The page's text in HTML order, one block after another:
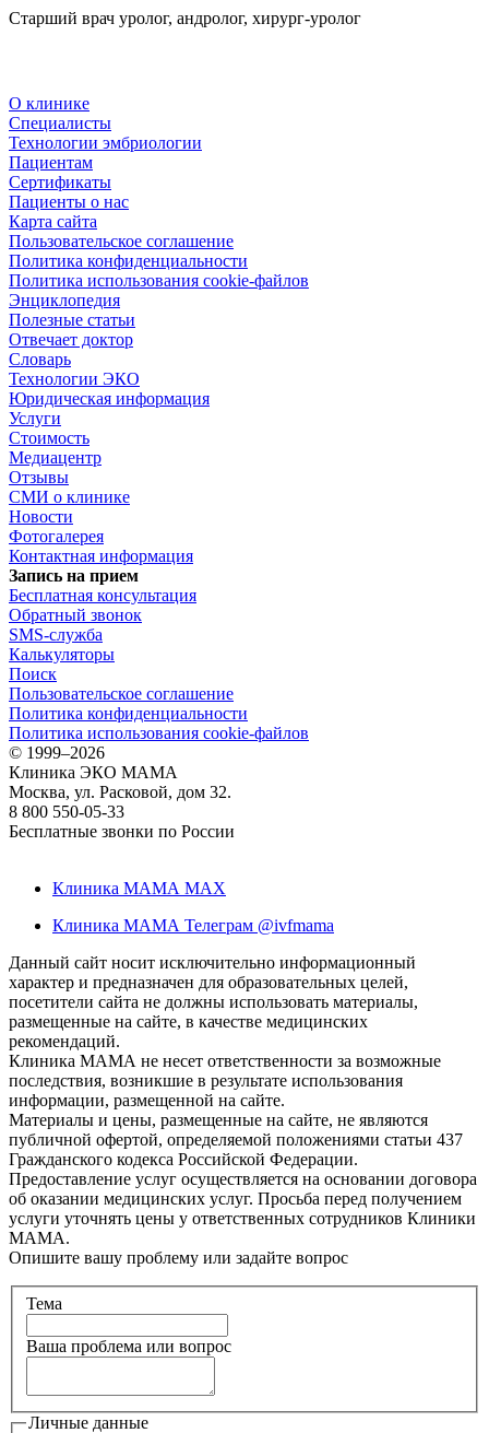
Старший врач уролог, андролог, хирург-уролог
О клинике
Специалисты
Технологии эмбриологии
Пациентам
Сертификаты
Пациенты о нас
Карта сайта
Пользовательское соглашение
Политика конфиденциальности
Политика использования cookie-файлов
Энциклопедия
Полезные статьи
Отвечает доктор
Словарь
Технологии ЭКО
Юридическая информация
Услуги
Стоимость
Медиацентр
Отзывы
СМИ о клинике
Новости
Фотогалерея
Контактная информация
Запись на прием
Бесплатная консультация
Обратный звонок
SMS-служба
Калькуляторы
Поиск
Пользовательское соглашение
Политика конфиденциальности
Политика использования cookie-файлов
© 1999–2026
Клиника ЭКО МАМА
Москва, ул. Расковой, дом 32.
8 800 550-05-33
Бесплатные звонки по России
Клиника МАМА MAX
Клиника МАМА Телеграм @ivfmama
Данный сайт носит исключительно информационный
характер и предназначен для образовательных целей,
посетители сайта не должны использовать материалы,
размещенные на сайте, в качестве медицинских
рекомендаций.
Клиника МАМА не несет ответственности за возможные
последствия, возникшие в результате использования
информации, размещенной на сайте.
Материалы и цены, размещенные на сайте, не являются
публичной офертой, определяемой положениями статьи 437
Гражданского кодекса Российской Федерации.
Предоставление услуг осуществляется на основании договора
об оказании медицинских услуг. Просьба перед получением
услуги уточнять цены у ответственных сотрудников Клиники
МАМА.
Опишите вашу проблему или задайте вопрос
Тема
Ваша проблема или вопрос
Личные данные